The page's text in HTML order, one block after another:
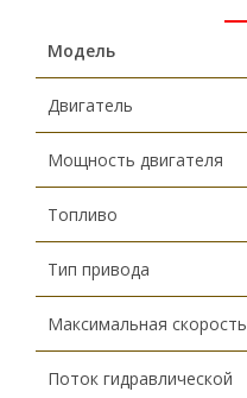
Модель
Двигатель
Мощность двигателя
Топливо
Тип привода
Максимальная скорость
Поток гидравлической